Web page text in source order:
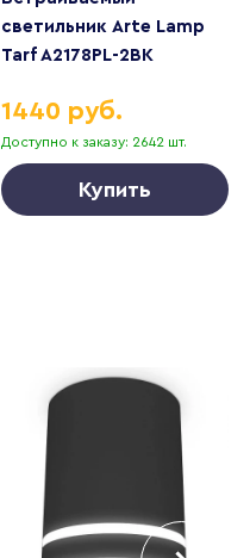
светильник Arte Lamp
Tarf A2178PL-2BK
Доступно к заказу: 2642 шт.
1440 руб.
Купить